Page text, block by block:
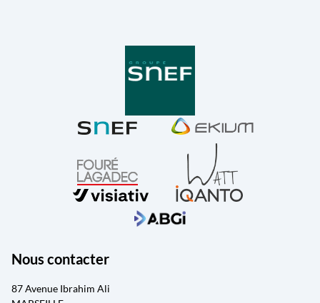
Nous contacter
87 Avenue Ibrahim Ali